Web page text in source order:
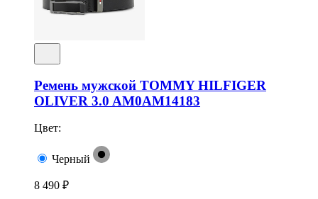
Ремень мужской TOMMY HILFIGER
OLIVER 3.0 AM0AM14183
Цвет:
Черный
8 490 ₽